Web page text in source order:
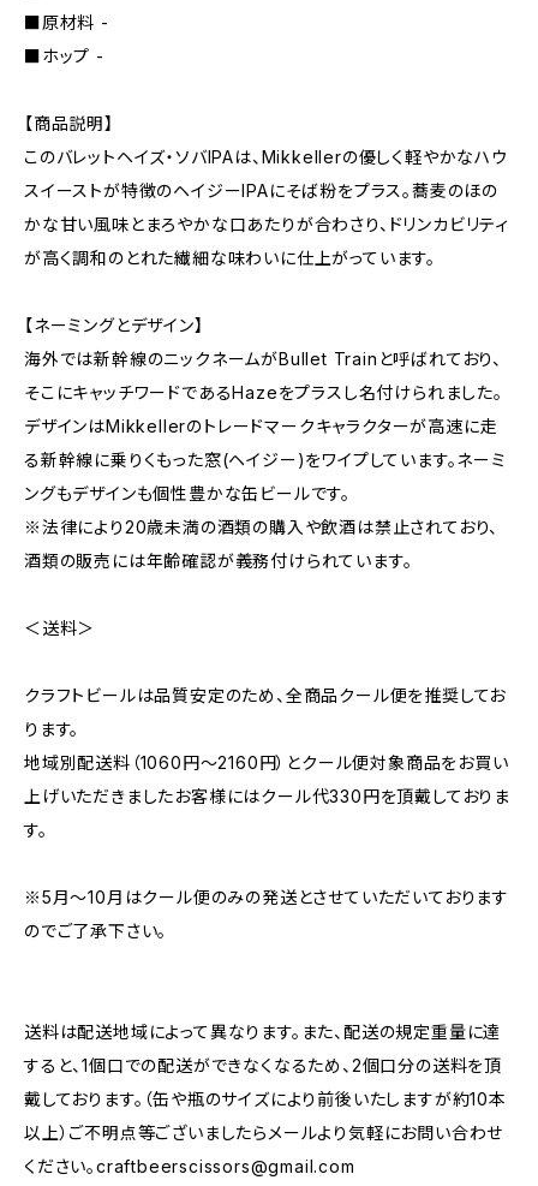
■原材料 -
■ホップ -
【商品説明】
このバレットヘイズ・ソバIPAは、Mikkellerの優しく軽やかなハウ
スイーストが特徴のヘイジーIPAにそば粉をプラス。蕎⻨のほの
かな甘い風味とまろやかな口あたりが合わさり、ドリンカビリティ
が高く調和のとれた繊細な味わいに仕上がっています。
【ネーミングとデザイン】
海外では新幹線のニックネームがBullet Trainと呼ばれており、
そこにキャッチワードであるHazeをプラスし名付けられました。
デザインはMikkellerのトレードマークキャラクターが高速に走
る新幹線に乗りくもった窓(ヘイジー)をワイプしています。ネーミ
ングもデザインも個性豊かな缶ビールです。
※法律により20歳未満の酒類の購入や飲酒は禁止されており、
酒類の販売には年齢確認が義務付けられています。
＜送料＞
クラフトビールは品質安定のため、全商品クール便を推奨してお
ります。
地域別配送料（1060円～2160円）とクール便対象商品をお買い
上げいただきましたお客様にはクール代330円を頂戴しておりま
す。
※5月～10月はクール便のみの発送とさせていただいております
のでご了承下さい。
送料は配送地域によって異なります。また、配送の規定重量に達
すると、1個口での配送ができなくなるため、2個口分の送料を頂
戴しております。（缶や瓶のサイズにより前後いたしますが約10本
以上）ご不明点等ございましたらメールより気軽にお問い合わせ
ください。craftbeerscissors@gmail.com